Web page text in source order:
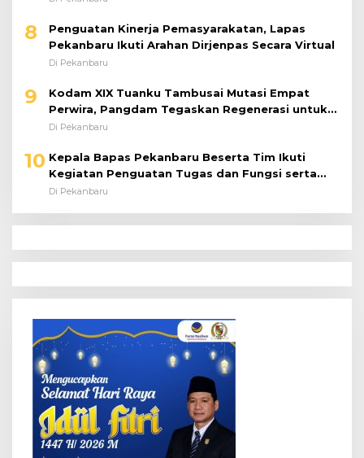
8
Penguatan Kinerja Pemasyarakatan, Lapas
Pekanbaru Ikuti Arahan Dirjenpas Secara Virtual
Di Pekanbaru
9
Kodam XIX Tuanku Tambusai Mutasi Empat
Perwira, Pangdam Tegaskan Regenerasi untuk
Perkuat Kinerja Satuan
Di Pekanbaru
10 Kepala Bapas Pekanbaru Beserta Tim Ikuti
Kegiatan Penguatan Tugas dan Fungsi serta
Paparan Penempatan WBP ke Lapas Terbuka
Di Pekanbaru